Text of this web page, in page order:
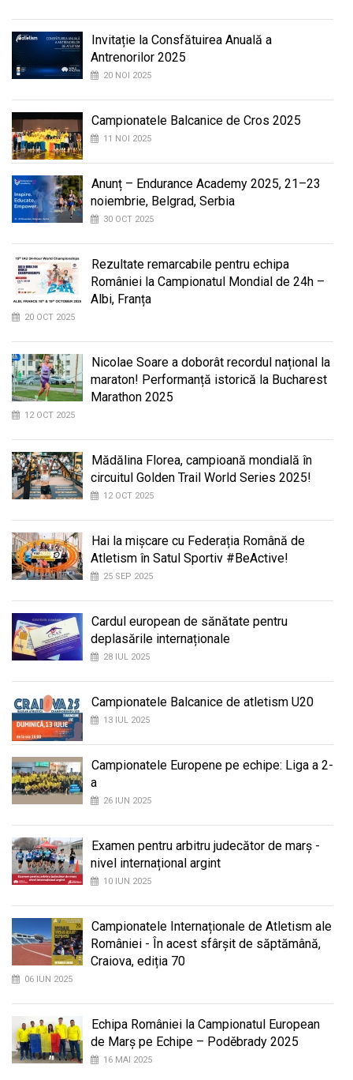
Invitație la Consfătuirea Anuală a
Antrenorilor 2025
20 NOI 2025
Campionatele Balcanice de Cros 2025
11 NOI 2025
Anunț – Endurance Academy 2025, 21–23
noiembrie, Belgrad, Serbia
30 OCT 2025
Rezultate remarcabile pentru echipa
României la Campionatul Mondial de 24h –
Albi, Franța
20 OCT 2025
Nicolae Soare a doborât recordul național la
maraton! Performanță istorică la Bucharest
Marathon 2025
12 OCT 2025
Mădălina Florea, campioană mondială în
circuitul Golden Trail World Series 2025!
12 OCT 2025
Hai la mișcare cu Federația Română de
Atletism în Satul Sportiv #BeActive!
25 SEP 2025
Cardul european de sănătate pentru
deplasările internaționale
28 IUL 2025
Campionatele Balcanice de atletism U20
13 IUL 2025
Campionatele Europene pe echipe: Liga a 2-
a
26 IUN 2025
Examen pentru arbitru judecător de marș -
nivel internațional argint
10 IUN 2025
Campionatele Internaționale de Atletism ale
României - În acest sfârșit de săptămână,
Craiova, ediția 70
06 IUN 2025
Echipa României la Campionatul European
de Marș pe Echipe – Poděbrady 2025
16 MAI 2025